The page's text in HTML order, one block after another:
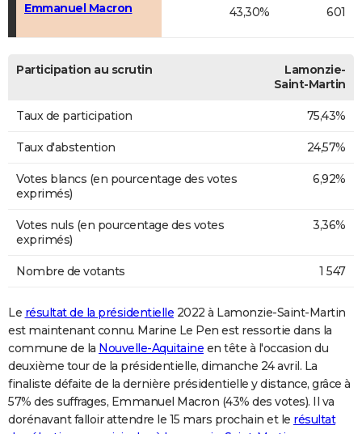
Emmanuel Macron 43,30% 601
Participation au scrutin
Lamonzie-
Saint-Martin
Taux de participation 75,43%
Taux d'abstention 24,57%
Votes blancs (en pourcentage des votes
exprimés)
6,92%
Votes nuls (en pourcentage des votes
exprimés)
3,36%
Nombre de votants 1 547
Le résultat de la présidentielle 2022 à Lamonzie-Saint-Martin
est maintenant connu. Marine Le Pen est ressortie dans la
commune de la Nouvelle-Aquitaine en tête à l'occasion du
deuxième tour de la présidentielle, dimanche 24 avril. La
finaliste défaite de la dernière présidentielle y distance, grâce à
57% des suffrages, Emmanuel Macron (43% des votes). Il va
dorénavant falloir attendre le 15 mars prochain et le résultat